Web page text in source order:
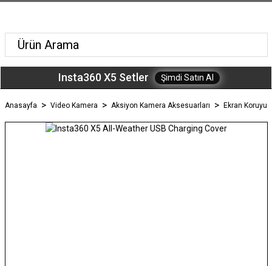
Insta360 X5 Setler Şimdi Satın Al
Anasayfa Video Kamera Aksiyon Kamera Aksesuarları Ekran